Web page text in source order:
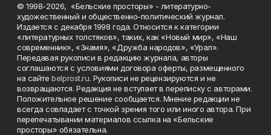
© 1998-2026, «Бельские просторы» - литературно-
художественный и общественно-политический журнал.
Издается с декабря 1998 года. Относится к категории
«литературных толстяков», таких, как «Новый мир», «Наш
современник», «Знамя», «Дружба народов», «Урал».
Передавая рукописи в редакцию журнала, авторы
соглашаются с условиями договора оферты, размещенного
на сайтеbelprost.ru. Рукописи не рецензируются и не
возвращаются. Редакция не вступает в переписку с авторами.
Положительное решение сообщается. Мнение редакции не
всегда совпадает с точкой зрения того или иного автора. При
перепечатывании материалов ссылка на «Бельские
просторы» обязательна.